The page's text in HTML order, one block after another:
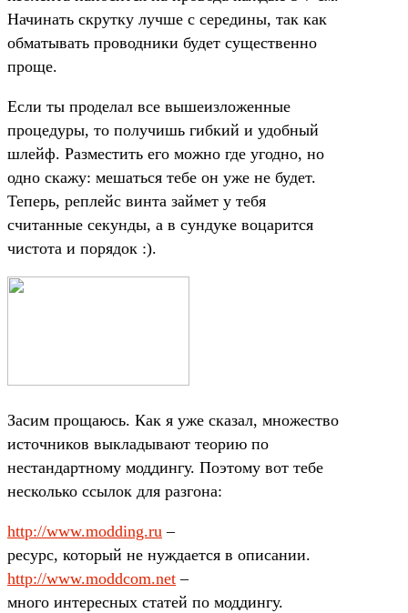
Начинать скрутку лучше с середины, так как
обматывать проводники будет существенно
проще.
Если ты проделал все вышеизложенные
процедуры, то получишь гибкий и удобный
шлейф. Разместить его можно где угодно, но
одно скажу: мешаться тебе он уже не будет.
Теперь, реплейс винта займет у тебя
считанные секунды, а в сундуке воцарится
чистота и порядок :).
Засим прощаюсь. Как я уже сказал, множество
источников выкладывают теорию по
нестандартному моддингу. Поэтому вот тебе
несколько ссылок для разгона:
http://www.modding.ru –
ресурс, который не нуждается в описании.
http://www.moddcom.net –
много интересных статей по моддингу.